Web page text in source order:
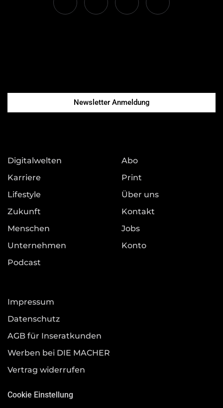
Newsletter Anmeldung
Digitalwelten
Karriere
Lifestyle
Zukunft
Menschen
Unternehmen
Podcast
Abo
Print
Über uns
Kontakt
Jobs
Konto
Impressum
Datenschutz
AGB für Inseratkunden
Werben bei DIE MACHER
Vertrag widerrufen
Cookie Einstellung